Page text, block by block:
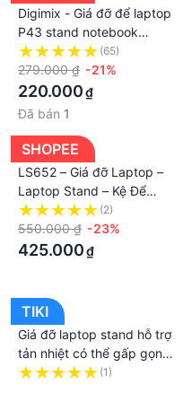
Digimix - Giá đỡ để laptop
P43 stand notebook
Macbook, laptop bằng hợp
kim nhôm có thể điều chỉnh
độ cao lên xuống.
(65)
279.000 ₫ -21%
220.000₫
Đã bán 1
SHOPEE
LS652 – Giá đỡ Laptop –
Laptop Stand – Kệ Để
Laptop Macbo.ok Ip.ad Tản
Nhiệt - Xoay 360 Độ ….Hợp
kim nhôm
(2)
550.000 ₫ -23%
425.000₫
TIKI
Giá đỡ laptop stand hỗ trợ
tản nhiệt có thể gấp gọn
chỉnh độ cao để laptop,
(1)